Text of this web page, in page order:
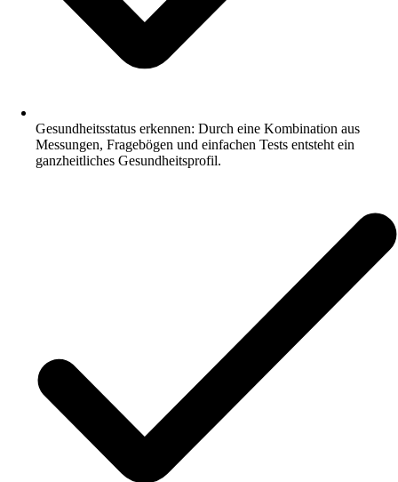
Gesundheitsstatus erkennen: Durch eine Kombination aus
Messungen, Fragebögen und einfachen Tests entsteht ein
ganzheitliches Gesundheitsprofil.